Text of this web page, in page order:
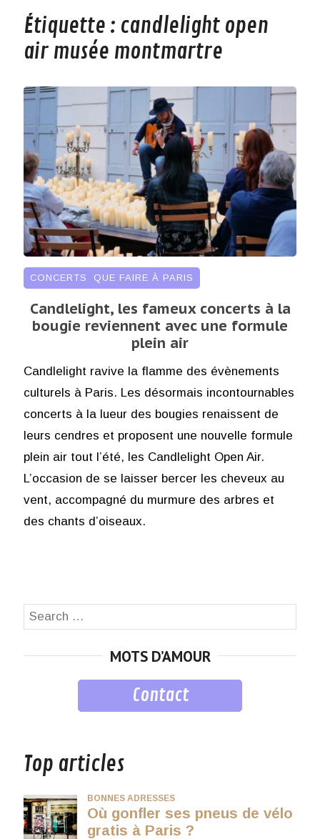
Étiquette : candlelight open
air musée montmartre
CONCERTS QUE FAIRE À PARIS
Candlelight, les fameux concerts à la
bougie reviennent avec une formule
plein air
Candlelight ravive la flamme des évènements
culturels à Paris. Les désormais incontournables
concerts à la lueur des bougies renaissent de
leurs cendres et proposent une nouvelle formule
plein air tout l’été, les Candlelight Open Air.
L’occasion de se laisser bercer les cheveux au
vent, accompagné du murmure des arbres et
des chants d’oiseaux.
Search
MOTS D’AMOUR
Contact
Top articles